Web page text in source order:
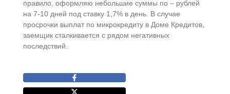
правило, оформляю небольшие суммы по – рублей
на 7-10 дней под ставку 1,7% в день. В случае
просрочки выплат по микрокредиту в Доме Кредитов,
заемщик сталкивается с рядом негативных
последствий.